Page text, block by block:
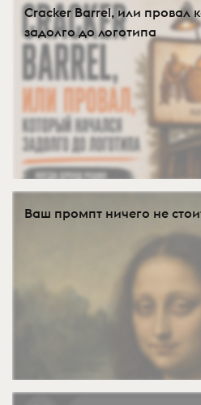
Cracker Barrel, или провал
задолго до логотипа
Ваш промпт ничего не